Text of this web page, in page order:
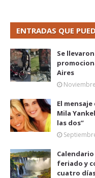
ENTRADAS QUE
Se
Aires
El
Mila
las dos”
feriado y
cuatro